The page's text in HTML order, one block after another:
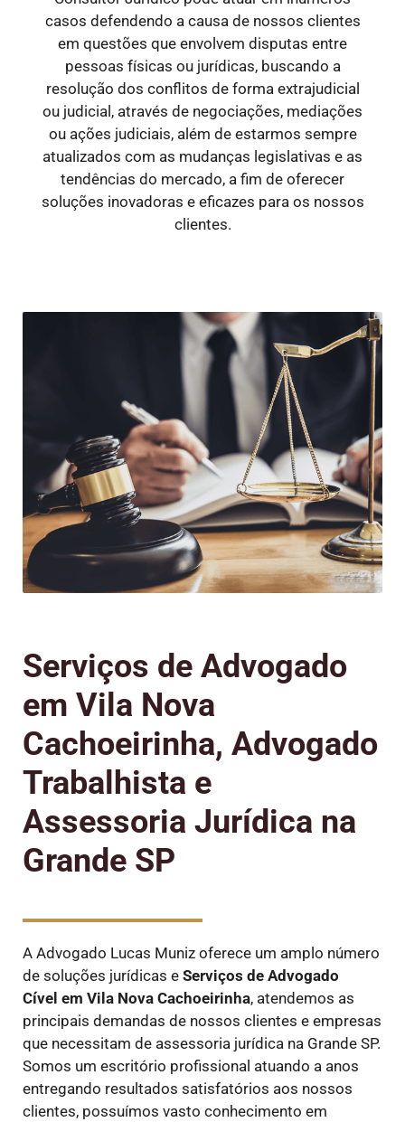
casos defendendo a causa de nossos clientes
em questões que envolvem disputas entre
pessoas físicas ou jurídicas, buscando a
resolução dos conflitos de forma extrajudicial
ou judicial, através de negociações, mediações
ou ações judiciais, além de estarmos sempre
atualizados com as mudanças legislativas e as
tendências do mercado, a fim de oferecer
soluções inovadoras e eficazes para os nossos
clientes.
Serviços de Advogado
em Vila Nova
Cachoeirinha, Advogado
Trabalhista e
Assessoria Jurídica na
Grande SP
A Advogado Lucas Muniz oferece um amplo número
de soluções jurídicas e Serviços de Advogado
Cível em Vila Nova Cachoeirinha, atendemos as
principais demandas de nossos clientes e empresas
que necessitam de assessoria jurídica na Grande SP.
Somos um escritório profissional atuando a anos
entregando resultados satisfatórios aos nossos
clientes, possuímos vasto conhecimento em